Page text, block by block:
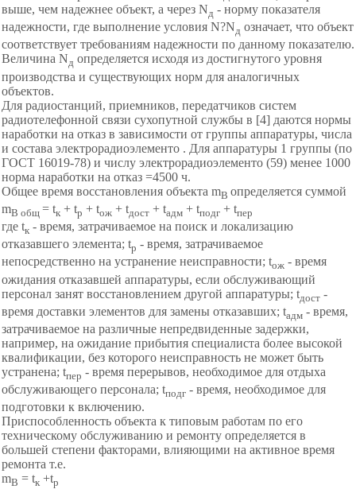
выше, чем надежнее объект, а через Nд - норму показателя
надежности, где выполнение условия N?Nд означает, что объект
соответствует требованиям надежности по данному показателю.
Величина Nд определяется исходя из достигнутого уровня
производства и существующих норм для аналогичных
объектов.
Для радиостанций, приемников, передатчиков систем
радиотелефонной связи сухопутной службы в [4] даются нормы
наработки на отказ в зависимости от группы аппаратуры, числа
и состава электрорадиоэлементо . Для аппаратуры 1 группы (по
ГОСТ 16019-78) и числу электрорадиоэлементо (59) менее 1000
норма наработки на отказ =4500 ч.
Общее время восстановления объекта mB определяется суммой
mB общ = tк + tр + tож + tдост + tадм + tподг + tпер
где tк - время, затрачиваемое на поиск и локализацию
отказавшего элемента; tр - время, затрачиваемое
непосредственно на устранение неисправности; tож - время
ожидания отказавшей аппаратуры, если обслуживающий
персонал занят восстановлением другой аппаратуры; tдост -
время доставки элементов для замены отказавших; tадм - время,
затрачиваемое на различные непредвиденные задержки,
например, на ожидание прибытия специалиста более высокой
квалификации, без которого неисправность не может быть
устранена; tпер - время перерывов, необходимое для отдыха
обслуживающего персонала; tподг - время, необходимое для
подготовки к включению.
Приспособленность объекта к типовым работам по его
техническому обслуживанию и ремонту определяется в
большей степени факторами, влияющими на активное время
ремонта т.е.
mB = tк +tр